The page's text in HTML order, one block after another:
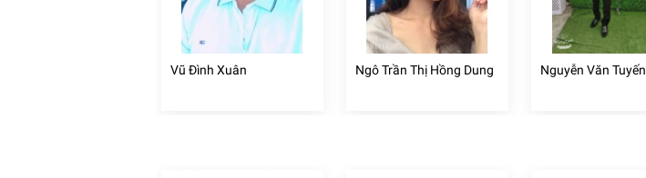
Vũ Đình Xuân Ngô Trần Thị Hồng Dung Nguyễn Văn Tuyến